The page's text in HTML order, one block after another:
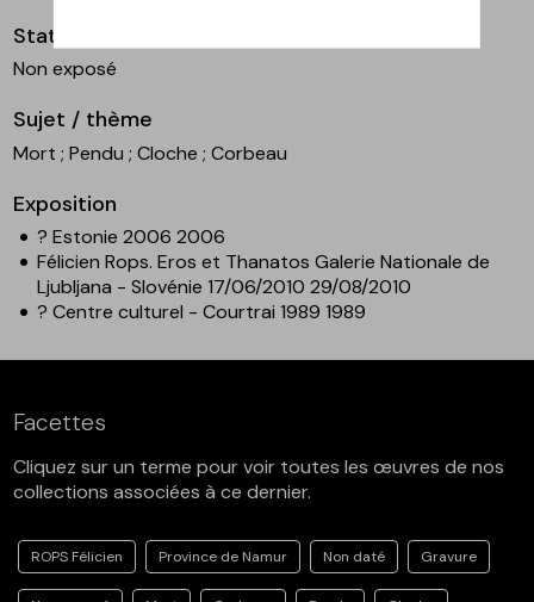
Statut
Non exposé
Sujet / thème
Mort; Pendu; Cloche; Corbeau
Exposition
? Estonie 2006 2006
Félicien Rops. Eros et Thanatos Galerie Nationale de
Ljubljana - Slovénie 17/06/2010 29/08/2010
? Centre culturel - Courtrai 1989 1989
Facettes
Cliquez sur un terme pour voir toutes les œuvres de nos
collections associées à ce dernier.
ROPS Félicien Province de Namur Non daté Gravure